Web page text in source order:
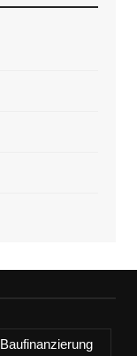
Baufinanzierung